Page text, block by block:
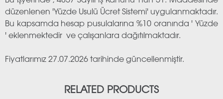
düzenlenen 'Yüzde Usulü Ücret Sistemi' uygulanmaktadır.
Bu kapsamda hesap pusulalarına %10 oranında ' Yüzde
' eklenmektedir ve çalışanlara dağıtılmaktadır.
Fiyatlarımız 27.07.2026 tarihinde güncellenmiştir.
RELATED PRODUCTS